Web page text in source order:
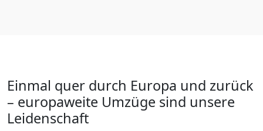
Einmal quer durch Europa und zurück
– europaweite Umzüge sind unsere
Leidenschaft